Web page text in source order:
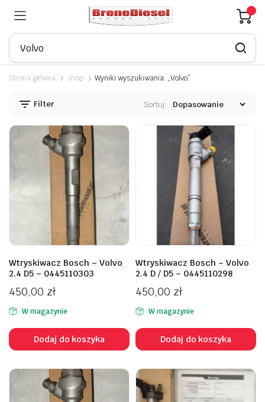
Strona główna shop Wyniki wyszukiwania: „Volvo”
Filter Sortuj:
Wtryskiwacz Bosch – Volvo
2.4 D5 – 0445110303
450,00 zł
W magazynie
Dodaj do koszyka
Wtryskiwacz Bosch – Volvo
2.4 D / D5 – 0445110298
450,00 zł
W magazynie
Dodaj do koszyka